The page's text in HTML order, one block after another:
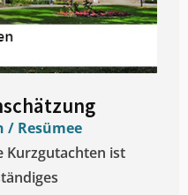
/ Resümee
Kurzgutachten ist